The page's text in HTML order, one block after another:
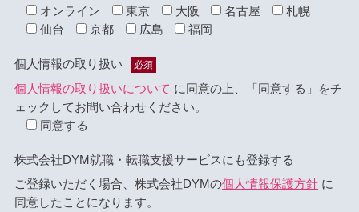
オンライン 東京 大阪 名古屋
札幌
仙台
京都 広島 福岡
個人情報の取り扱い 必須
個人情報の取り扱いについて に同意の上、「同意する」をチ
ェックしてお問い合わせください。
同意する
株式会社DYM就職・転職支援サービスにも登録する
ご登録いただく場合、株式会社DYMの個人情報保護方針に
同意したことになります。